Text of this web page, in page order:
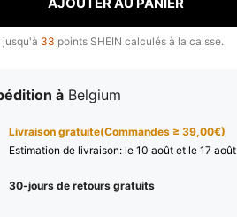
jusqu'à 33 points SHEIN calculés à la caisse.
à Belgium
Livraison gratuite(Commandes ≥ 39,00€)
Estimation de livraison: le 10 août et le 17 août
30-jours de retours gratuits